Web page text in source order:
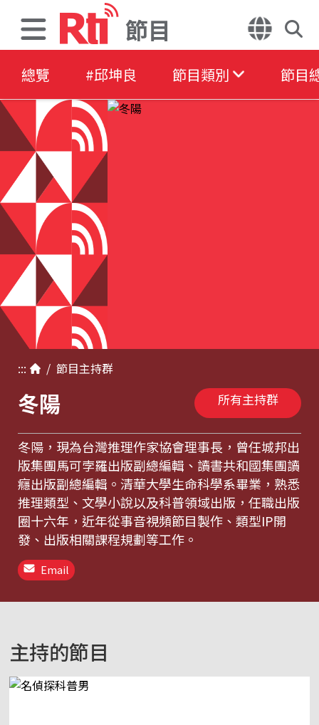
節目
總覽 #邱坤良 節目類別 節目
::: / 節目主持群
冬陽 所有主持群
冬陽，現為台灣推理作家協會理事長，曾任城邦出
版集團馬可孛羅出版副總編輯、讀書共和國集團讀
癮出版副總編輯。清華大學生命科學系畢業，熟悉
推理類型、文學小說以及科普領域出版，任職出版
圈十六年，近年從事音視頻節目製作、類型IP開
發、出版相關課程規劃等工作。
Email
主持的節目